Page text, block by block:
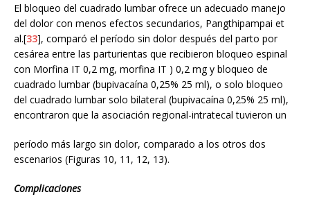
El bloqueo del cuadrado lumbar ofrece un adecuado manejo
del dolor con menos efectos secundarios, Pangthipampai et
al.[33], comparó el período sin dolor después del parto por
cesárea entre las parturientas que recibieron bloqueo espinal
con Morfina IT 0,2 mg, morfina IT ) 0,2 mg y bloqueo de
cuadrado lumbar (bupivacaína 0,25% 25 ml), o solo bloqueo
del cuadrado lumbar solo bilateral (bupivacaína 0,25% 25 ml),
encontraron que la asociación regional-intratecal tuvieron un
período más largo sin dolor, comparado a los otros dos
escenarios (Figuras 10, 11, 12, 13).
Complicaciones